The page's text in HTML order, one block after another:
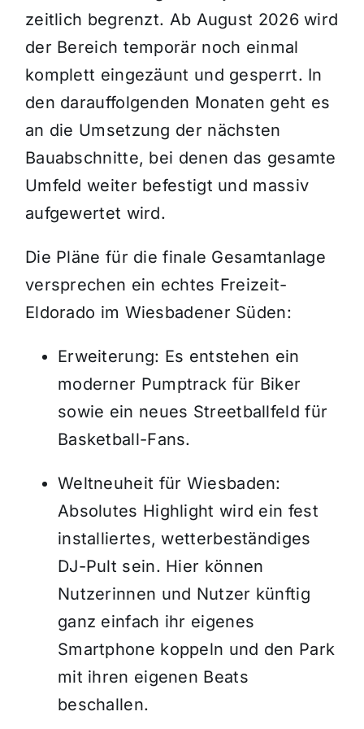
zeitlich begrenzt. Ab August 2026 wird
der Bereich temporär noch einmal
komplett eingezäunt und gesperrt. In
den darauffolgenden Monaten geht es
an die Umsetzung der nächsten
Bauabschnitte, bei denen das gesamte
Umfeld weiter befestigt und massiv
aufgewertet wird.
Die Pläne für die finale Gesamtanlage
versprechen ein echtes Freizeit-
Eldorado im Wiesbadener Süden:
Erweiterung: Es entstehen ein
moderner Pumptrack für Biker
sowie ein neues Streetballfeld für
Basketball-Fans.
Weltneuheit für Wiesbaden:
Absolutes Highlight wird ein fest
installiertes, wetterbeständiges
DJ-Pult sein. Hier können
Nutzerinnen und Nutzer künftig
ganz einfach ihr eigenes
Smartphone koppeln und den Park
mit ihren eigenen Beats
beschallen.